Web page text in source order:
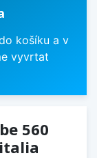
košíku a v
vyvrtat
560